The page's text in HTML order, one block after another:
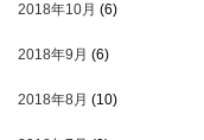
2018年10月 (6)
2018年9月 (6)
2018年8月 (10)